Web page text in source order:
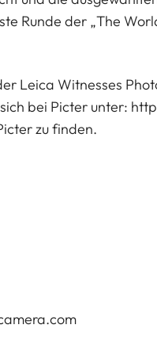
Runde der „The
Leica Witnesses
bei Picter unter:
zu finden.